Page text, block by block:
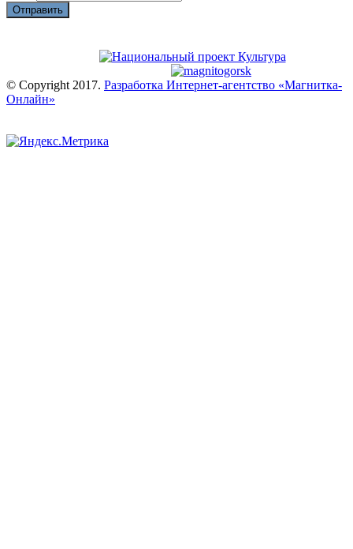
Отправить
© Copyright 2017. Разработка Интернет-агентство «Магнитка-
Онлайн»